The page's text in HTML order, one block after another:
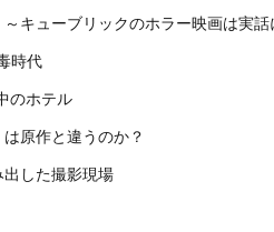
キューブリックのホラー映画は実話
時代
のホテル
原作と違うのか？
した撮影現場